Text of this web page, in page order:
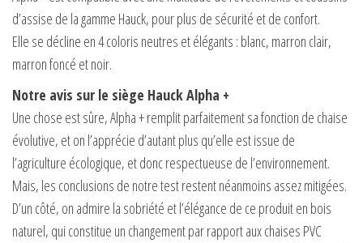
d’assise de la gamme Hauck, pour plus de sécurité et de confort.
Elle se décline en 4 coloris neutres et élégants : blanc, marron clair,
marron foncé et noir.
Notre avis sur le siège Hauck Alpha +
Une chose est sûre, Alpha + remplit parfaitement sa fonction de chaise
évolutive, et on l’apprécie d’autant plus qu’elle est issue de
l’agriculture écologique, et donc respectueuse de l’environnement.
Mais, les conclusions de notre test restent néanmoins assez mitigées.
D’un côté, on admire la sobriété et l’élégance de ce produit en bois
naturel, qui constitue un changement par rapport aux chaises PVC